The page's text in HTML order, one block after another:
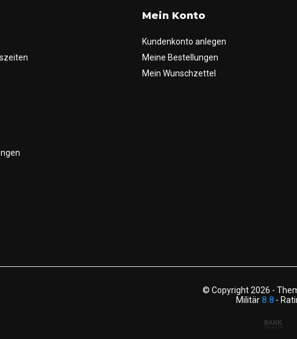
Mein Konto
Kundenkonto anlegen
Meine Bestellungen
Mein Wunschzettel
© Copyright 2026 -
Militär 8.8 -